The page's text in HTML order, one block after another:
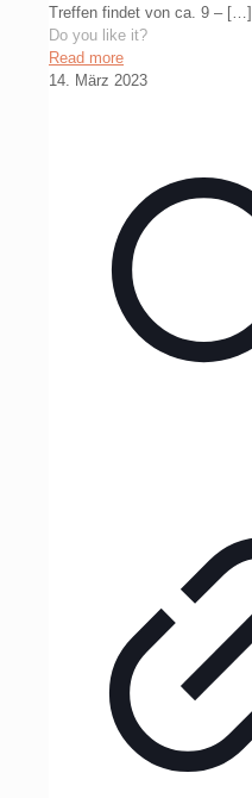
Treffen findet von ca. 9 –[…]
Do you like it?
Read more
14. März 2023